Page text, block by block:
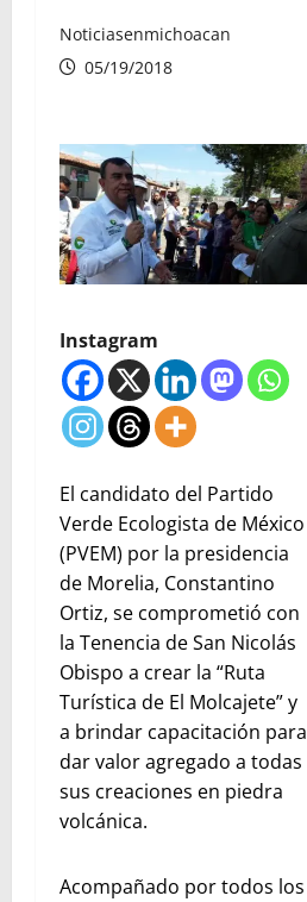
Noticiasenmichoacan
05/19/2018
Instagram
El candidato del Partido
Verde Ecologista de México
(PVEM) por la presidencia
de Morelia, Constantino
Ortiz, se comprometió con
la Tenencia de San Nicolás
Obispo a crear la “Ruta
Turística de El Molcajete” y
a brindar capacitación para
dar valor agregado a todas
sus creaciones en piedra
volcánica.
Acompañado por todos los